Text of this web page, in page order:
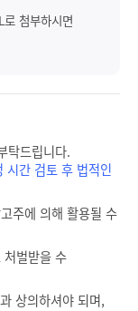
첨부하시면
탁드립니다.
시간 검토 후 법적인
주에 의해 활용될 수
벌받을 수
상의하셔야 되며,